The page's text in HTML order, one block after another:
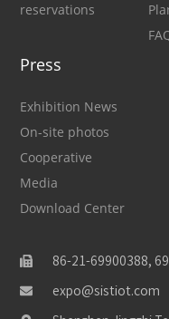
reservations
Press
Exhibition News
On-site photos
Cooperative
Media
Download Center
86-21-69900388,
expo@sistiot.com